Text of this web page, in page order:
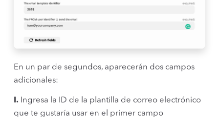
En un par de segundos, aparecerán dos campos
adicionales:
I. Ingresa la ID de la plantilla de correo electrónico
que te gustaría usar en el primer campo